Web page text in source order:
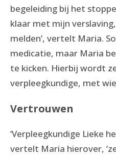
begeleiding bij het
klaar met mijn
melden’, vertelt Maria.
medicatie, maar Maria
te kicken. Hierbij wordt
verpleegkundige, met
Vertrouwen
‘Verpleegkundige Lieke
vertelt Maria hierover,